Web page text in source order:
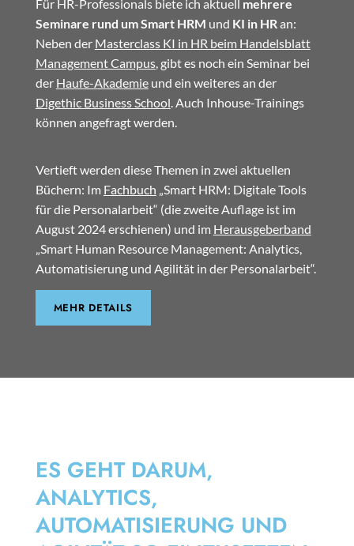
Für HR-Professionals biete ich aktuell mehrere
Seminare rund um Smart HRM und KI in HR an:
Neben der Masterclass KI in HR beim Handelsblatt
Management Campus, gibt es noch ein Seminar bei
der Haufe-Akademieund ein weiteres an der
Digethic Business School . Auch Inhouse-Trainings
können angefragt werden.
Vertieft werden diese Themen in zwei aktuellen
Büchern: Im Fachbuch „Smart HRM: Digitale Tools
für die Personalarbeit“ (die zweite Auflage ist im
August 2024 erschienen) und im Herausgeberband
„Smart Human Resource Management: Analytics,
Automatisierung und Agilität in der Personalarbeit“.
MEHR DETAILS
ES GEHT DARUM,
ANALYTICS,
AUTOMATISIERUNG UND